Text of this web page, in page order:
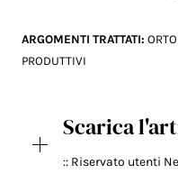
ARGOMENTI TRATTATI:
PRODUTTIVI
Scarica
:: Riservato utenti